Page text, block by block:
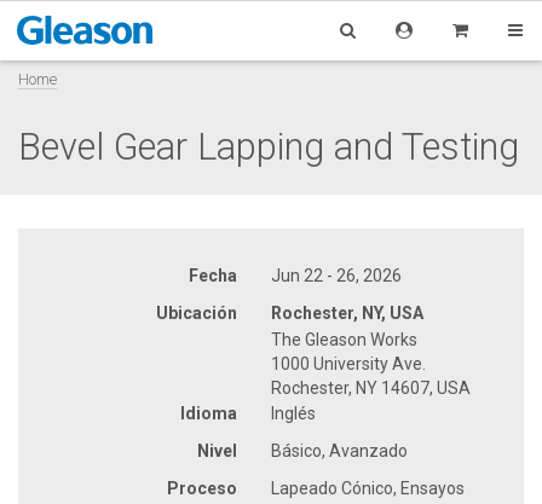
Home
Bevel Gear Lapping and Testing
Fecha
Jun 22 - 26, 2026
Ubicación
Rochester, NY, USA
The Gleason Works
1000 University Ave.
Rochester, NY 14607, USA
Idioma
Inglés
Nivel
Básico, Avanzado
Proceso
Lapeado Cónico, Ensayos